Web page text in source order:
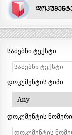
საძებნი ტექსტი
დოკუმენტის ტიპი
დოკუმენტის ნომერი